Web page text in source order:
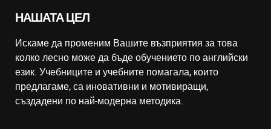
НАШАТА ЦЕЛ
Искаме да променим Вашите възприятия за това
колко лесно може да бъде обучението по английски
език. Учебниците и учебните помагала, които
предлагаме, са иновативни и мотивиращи,
създадени по най-модерна методика.